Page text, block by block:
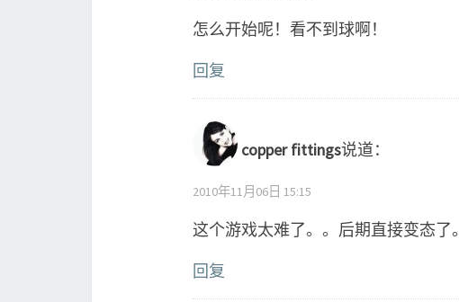
怎么开始呢！看不到球啊！
回复
copper fittings说道：
2010年11月06日 15:15
这个游戏太难了。。后期直接变态了。
回复